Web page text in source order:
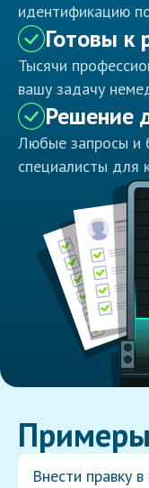
идентификацию
Готовы к
Тысячи
вашу задачу
Решение
Любые запросы и
специалисты для
Внести правку